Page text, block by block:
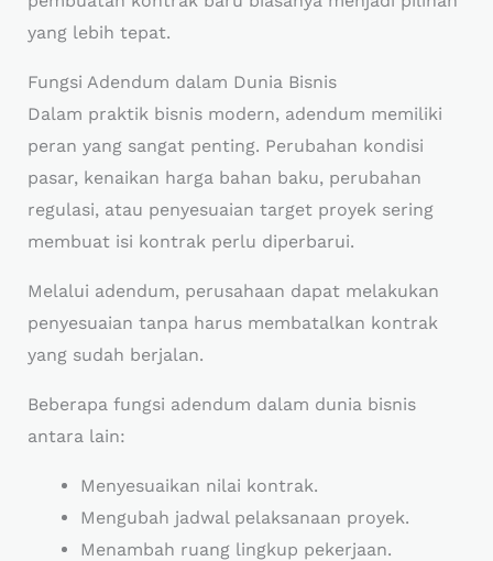
yang lebih tepat.
Fungsi Adendum dalam Dunia Bisnis
Dalam praktik bisnis modern, adendum memiliki
peran yang sangat penting. Perubahan kondisi
pasar, kenaikan harga bahan baku, perubahan
regulasi, atau penyesuaian target proyek sering
membuat isi kontrak perlu diperbarui.
Melalui adendum, perusahaan dapat melakukan
penyesuaian tanpa harus membatalkan kontrak
yang sudah berjalan.
Beberapa fungsi adendum dalam dunia bisnis
antara lain:
Menyesuaikan nilai kontrak.
Mengubah jadwal pelaksanaan proyek.
Menambah ruang lingkup pekerjaan.